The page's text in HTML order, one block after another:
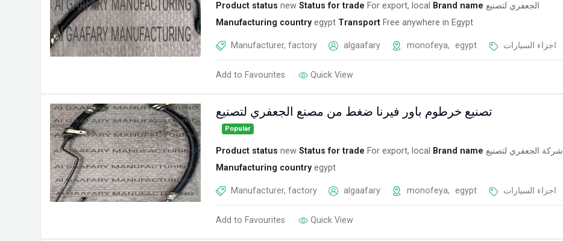
Product status new Status for trade For export, local Brand name الجعفري لتصنيع
Manufacturing country egypt Transport Free anywhere in Egypt
Manufacturer, factory algaafary monofeya, egypt اجزاء السيارات
Add to Favourites Quick View
تصنيع خرطوم باور فيرنا ضغط من مصنع الجعفري لتصنيع
Popular
Product status new Status for trade For export, local Brand name شركة الجعفري لتصنيع
Manufacturing country egypt
Manufacturer, factory algaafary monofeya, egypt اجزاء السيارات
Add to Favourites Quick View